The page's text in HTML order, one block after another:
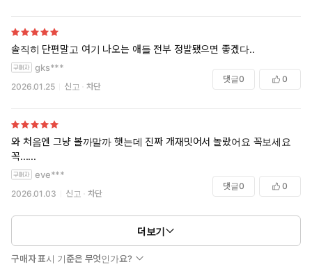
성격도, 취미도 다른 여자들끼리의 귀엽고 사랑스러운 백합 옴니버
스!
친구지만, 깨닫고 보니 줄곧 신경 쓰이고 있었다.
정신을 차려 보니, 눈으로 쫓고 있던 상대와 어느새 거리가 좁혀지
고 있었다.
함께 있으면 좋을 텐데 힘들어지는 이 마음은 무엇일까….
소중한 관계성에 가슴의 두근거림이 멈추지 않는다!
꽉 농축된 새콤달콤한 백합 연애 옴니버스!
솔직히 단편말고 여기 나오는 애들 전부 정발됐으면 좋겠다..
gks***
2026.01.25 신고 차단
댓글0 0
와 처음엔 그냥 볼까말까 햇는데 진짜 개재밋어서 놀랐어요 꼭보세요
꼭......
eve***
2026.01.03 신고 차단
댓글0 0
더보기
구매자 표시 기준은 무엇인가요?